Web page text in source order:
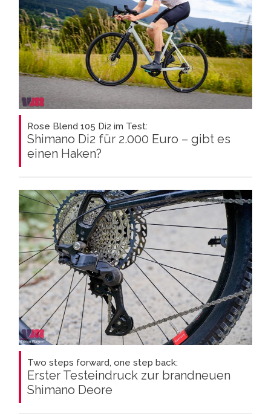
Rose Blend 105 Di2 im Test:
Shimano Di2 für 2.000 Euro – gibt es
einen Haken?
Two steps forward, one step back:
Erster Testeindruck zur brandneuen
Shimano Deore